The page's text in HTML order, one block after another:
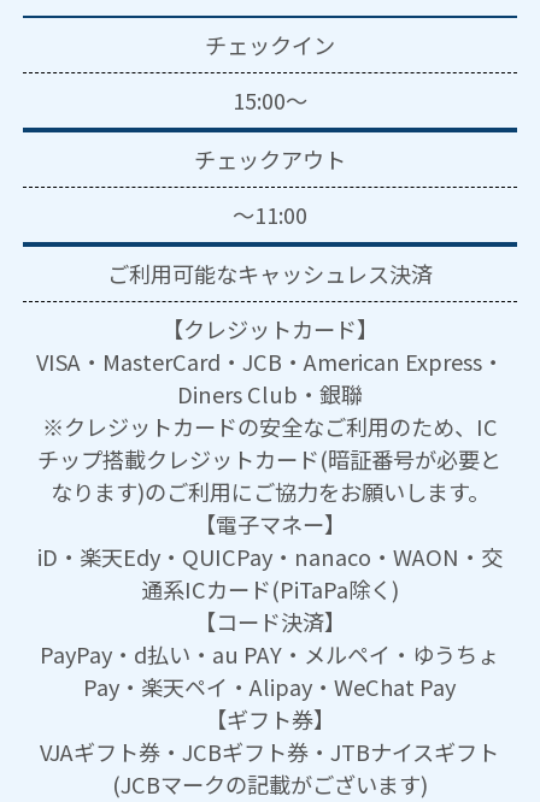
チェックイン
15:00～
チェックアウト
～11:00
ご利用可能なキャッシュレス決済
【クレジットカード】
VISA・MasterCard・JCB・American Express・
Diners Club・銀聯
※クレジットカードの安全なご利用のため、IC
チップ搭載クレジットカード(暗証番号が必要と
なります)のご利用にご協力をお願いします。
【電子マネー】
iD・楽天Edy・QUICPay・nanaco・WAON・交
通系ICカード(PiTaPa除く)
【コード決済】
PayPay・d払い・au PAY・メルペイ・ゆうちょ
Pay・楽天ペイ・Alipay・WeChat Pay
【ギフト券】
VJAギフト券・JCBギフト券・JTBナイスギフト
(JCBマークの記載がございます)